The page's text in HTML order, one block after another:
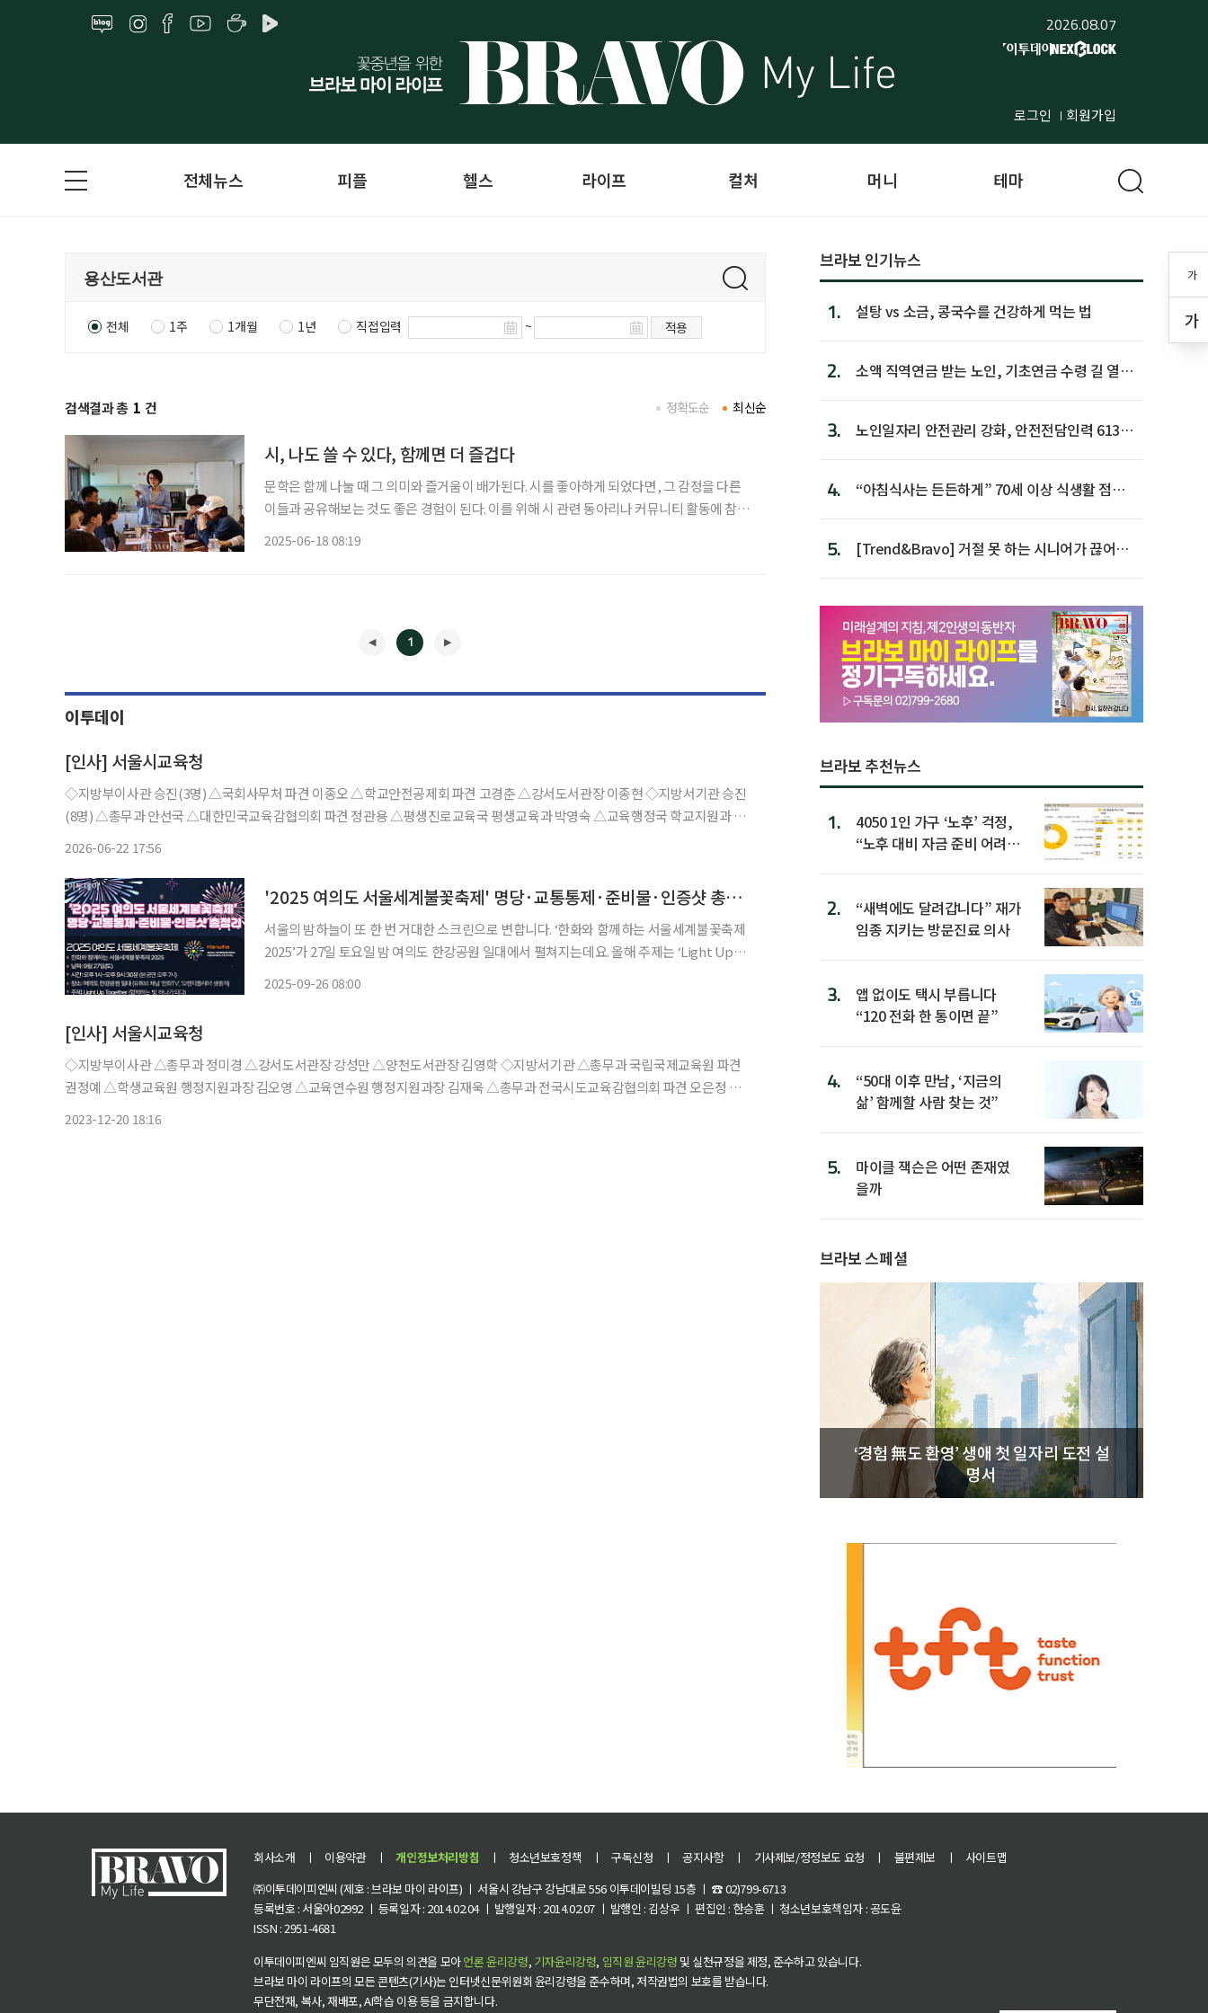
2026.08.07
로그인 회원가입
가
가
전체뉴스 피플 헬스 라이프 컬처 머니 테마
전체 1주 1개월 1년 직접입력 ~ 적용
검색결과 총 1 건 최신순
정확도순
시, 나도 쓸 수 있다, 함께면 더 즐겁다
문학은 함께 나눌 때 그 의미와 즐거움이 배가된다. 시를 좋아하게 되었다면, 그 감정을 다른
이들과 공유해보는 것도 좋은 경험이 된다. 이를 위해 시 관련 동아리나 커뮤니티 활동에 참여
2025-06-18 08:19
1
이투데이
[인사] 서울시교육청
◇지방부이사관 승진(3명) △국회사무처 파견 이종오 △학교안전공제회 파견 고경춘 △강서도서관장 이종현 ◇지방서기관 승진
(8명) △총무과 안선국 △대한민국교육감협의회 파견 정관용 △평생진로교육국 평생교육과 박영숙 △교육행정국 학교지원과 위
2026-06-22 17:56
'2025 여의도 서울세계불꽃축제' 명당·교통통제·준비물·인증샷 총정리 [그래픽 스토리]
서울의 밤하늘이 또 한 번 거대한 스크린으로 변합니다. ‘한화와 함께하는 서울세계불꽃축제
2025’가 27일 토요일 밤 여의도 한강공원 일대에서 펼쳐지는데요. 올해 주제는 ‘Light Up
2025-09-26 08:00
[인사] 서울시교육청
◇지방부이사관 △총무과 정미경 △강서도서관장 강성만 △양천도서관장 김영학 ◇지방서기관 △총무과 국립국제교육원 파견
권정예 △학생교육원 행정지원과장 김오영 △교육연수원 행정지원과장 김재욱 △총무과 전국시도교육감협의회 파견 오은정 △
2023-12-20 18:16
브라보 인기뉴스
1. 설탕 vs 소금, 콩국수를 건강하게 먹는 법
2.
소액 직역연금 받는 노인, 기초연금 수령 길 열린
3.
노인일자리 안전관리 강화, 안전전담인력 613명
4.
“아침식사는 든든하게” 70세 이상 식생활 점수
5.
[Trend&Bravo] 거절 못 하는 시니어가 끊어야
브라보 추천뉴스
1.
4050 1인 가구 ‘노후’ 걱정,
“노후 대비 자금 준비 어려
2.
“새벽에도 달려갑니다” 재가
임종 지키는 방문진료 의사
3.
앱 없이도 택시 부릅니다
“120 전화 한 통이면 끝”
4.
“50대 이후 만남, ‘지금의
삶’ 함께할 사람 찾는 것”
5.
마이클 잭슨은 어떤 존재였
을까
브라보 스페셜
‘경험 無도 환영’ 생애 첫 일자리 도전 설
명서
회사소개 ㅣ 이용약관 ㅣ 개인정보처리방침 ㅣ 청소년보호정책 ㅣ 구독신청 ㅣ 공지사항 ㅣ 기사제보/정정보도 요청 ㅣ 불편제보 ㅣ
사이트맵
㈜이투데이피엔씨 (제호 : 브라보 마이 라이프) ㅣ 서울시 강남구 강남대로 556 이투데이빌딩 15층 ㅣ ☎ 02)799-6713
등록번호 : 서울아02992 ㅣ 등록일자 : 2014.02.04 ㅣ 발행일자 : 2014.02.07 ㅣ 발행인 : 김상우 ㅣ 편집인 : 한승훈 ㅣ 청소년보호책임자 : 공도윤
ISSN : 2951-4681
이투데이피엔씨 임직원은 모두의 의견을 모아언론 윤리강령, 기자윤리강령, 임직원 윤리강령 및 실천규정을 제정, 준수하고 있습니다.
브라보 마이 라이프의 모든 콘텐츠(기사)는 인터넷신문위원회 윤리강령을 준수하며, 저작권법의 보호를 받습니다.
무단전재, 복사, 재배포, AI학습 이용 등을 금지합니다.